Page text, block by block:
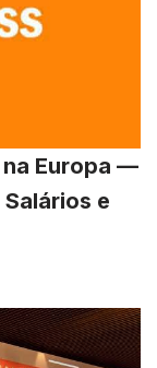
Europa —
e